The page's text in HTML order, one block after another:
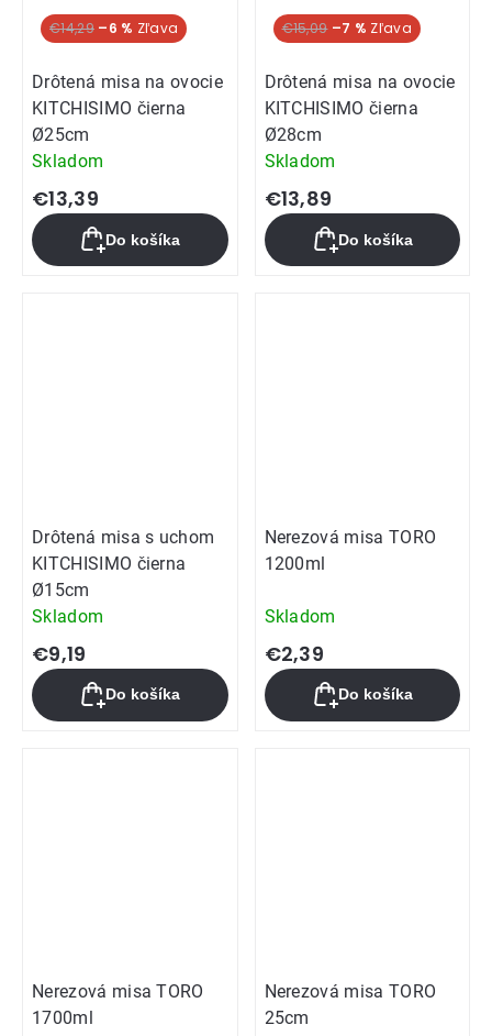
€14,29 –6 %
Drôtená misa na ovocie
KITCHISIMO čierna
Ø25cm
Skladom
€13,39
Do košíka
€15,09 –7 %
Drôtená misa na ovocie
KITCHISIMO čierna
Ø28cm
Skladom
€13,89
Do košíka
Drôtená misa s uchom
KITCHISIMO čierna
Ø15cm
Skladom
€9,19
Do košíka
Nerezová misa TORO
1200ml
Skladom
€2,39
Do košíka
Nerezová misa TORO
1700ml
Nerezová misa TORO
25cm